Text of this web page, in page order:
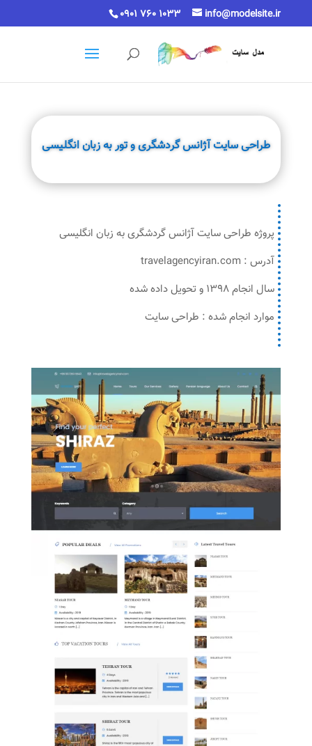
0901 760 1033 info@modelsite.ir
طراحی سایت آژانس گردشگری و تور به زبان انگلیسی
پروژه طراحی سایت آژانس گردشگری به زبان انگلیسی
آدرس : travelagencyiran.com
سال انجام 1398 و تحویل داده شده
موارد انجام شده : طراحی سایت